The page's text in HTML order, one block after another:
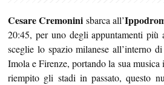
Cesare Cremonini sbarca all’
20:45, per uno degli appuntamenti più
sceglie lo spazio milanese all’interno
Imola e Firenze, portando la sua
riempito gli stadi in passato, questo